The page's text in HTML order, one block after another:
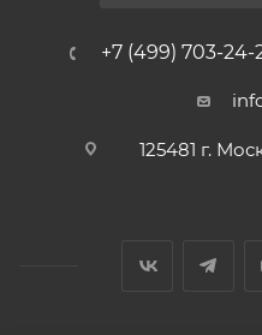
+7 (499) 703-24-
125481 г.